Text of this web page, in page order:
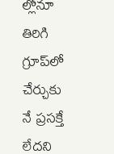
తిరిగి
గ్రూప్‌లో
చేర్చుకు
నే ప్రసక్తే
లేదని